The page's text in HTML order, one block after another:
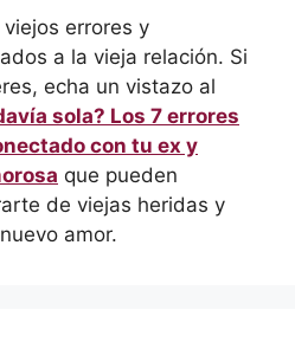
errores y
a la vieja relación. Si
echa un vistazo al
sola? Los 7 errores
con tu ex y
que pueden
de viejas heridas y
amor.